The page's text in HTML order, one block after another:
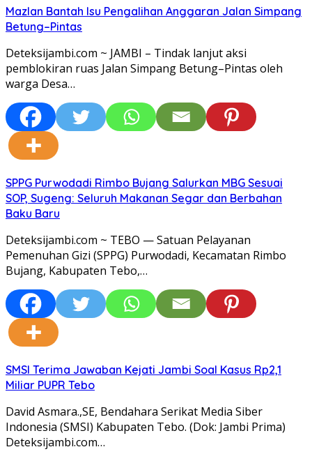
Mazlan Bantah Isu Pengalihan Anggaran Jalan Simpang
Betung–Pintas
Deteksijambi.com ~ JAMBI – Tindak lanjut aksi
pemblokiran ruas Jalan Simpang Betung–Pintas oleh
warga Desa…
SPPG Purwodadi Rimbo Bujang Salurkan MBG Sesuai
SOP, Sugeng: Seluruh Makanan Segar dan Berbahan
Baku Baru
Deteksijambi.com ~ TEBO — Satuan Pelayanan
Pemenuhan Gizi (SPPG) Purwodadi, Kecamatan Rimbo
Bujang, Kabupaten Tebo,…
SMSI Terima Jawaban Kejati Jambi Soal Kasus Rp2,1
Miliar PUPR Tebo
David Asmara.,SE, Bendahara Serikat Media Siber
Indonesia (SMSI) Kabupaten Tebo. (Dok: Jambi Prima)
Deteksijambi.com…